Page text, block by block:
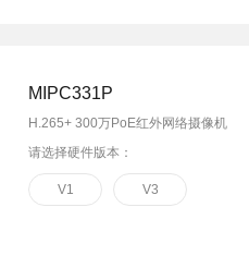
MIPC331P
H.265+ 300万PoE红外网络摄像机
请选择硬件版本：
V1 V3